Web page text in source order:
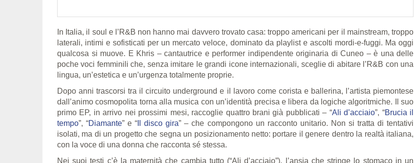
In Italia, il soul e l’R&B non hanno mai davvero trovato casa: troppo americani per il mainstream, troppo
laterali, intimi e sofisticati per un mercato veloce, dominato da playlist e ascolti mordi-e-fuggi. Ma oggi
qualcosa si muove. E Khris – cantautrice e performer indipendente originaria di Cuneo – è una delle
poche voci femminili che, senza imitare le grandi icone internazionali, sceglie di abitare l’R&B con una
lingua, un’estetica e un’urgenza totalmente proprie.
Dopo anni trascorsi tra il circuito underground e il lavoro come corista e ballerina, l’artista piemontese
dall’animo cosmopolita torna alla musica con un’identità precisa e libera da logiche algoritmiche. Il suo
primo EP, in arrivo nei prossimi mesi, raccoglie quattro brani già pubblicati – “Ali d’acciaio”, “Brucia il
tempo”, “Diamante” e “ Il disco gira” – che compongono un racconto unitario. Non si tratta di tentativi
isolati, ma di un progetto che segna un posizionamento netto: portare il genere dentro la realtà italiana,
con la voce di una donna che racconta sé stessa.
Nei suoi testi c’è la maternità che cambia tutto (“Ali d’acciaio”), l’ansia che stringe lo stomaco in un